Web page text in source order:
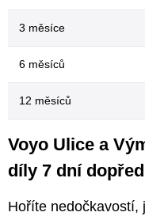
3 měsíce
6 měsíců
12 měsíců
Voyo Ulice a
díly 7 dní
Hoříte nedočkavostí,